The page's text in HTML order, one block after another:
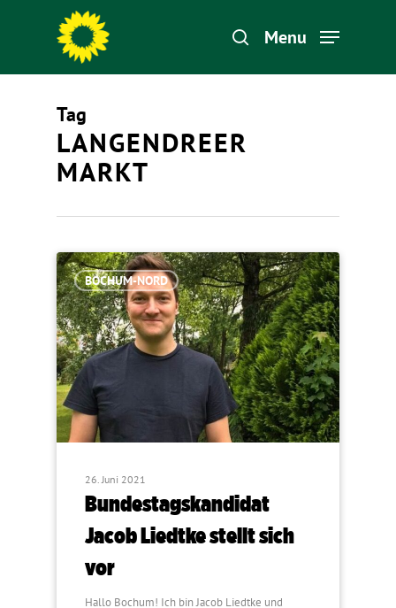
Hit enter to search or ESC to close
Menu
Tag
LANGENDREER
MARKT
BOCHUM-NORD
26. Juni 2021
Bundestagskandidat
Jacob Liedtke stellt sich
vor
Hallo Bochum! Ich bin Jacob Liedtke und